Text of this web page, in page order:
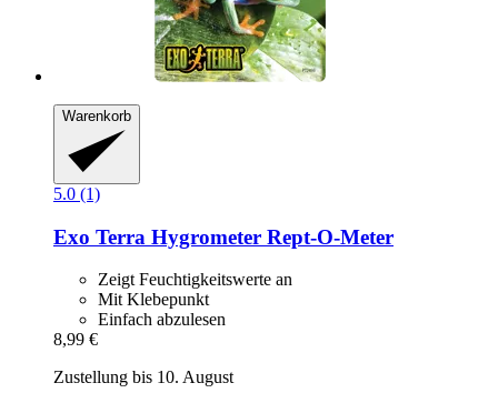
Warenkorb
5.0 (1)
Exo Terra Hygrometer Rept-​O-​Meter
Zeigt Feuchtigkeitswerte an
Mit Klebepunkt
Einfach abzulesen
8,99 €
Zustellung bis 10. August